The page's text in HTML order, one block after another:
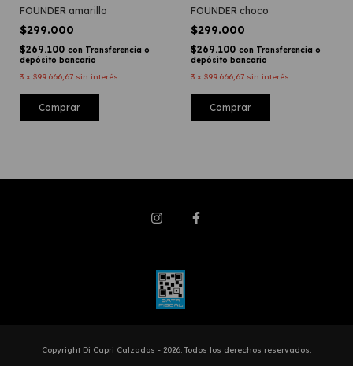
FOUNDER amarillo
$299.000
$269.100 con Transferencia o
depósito bancario
3 x $99.666,67 sin interés
Comprar
FOUNDER choco
$299.000
$269.100 con Transferencia o
depósito bancario
3 x $99.666,67 sin interés
Comprar
Copyright Di Capri Calzados - 2026. Todos los derechos reservados.